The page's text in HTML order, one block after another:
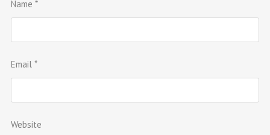
Name *
Email *
Website